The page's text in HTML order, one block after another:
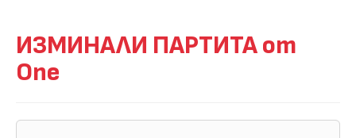
ИЗМИНАЛИ ПАРТИТА от
One